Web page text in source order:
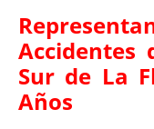
Accidentes
Sur de La
Años